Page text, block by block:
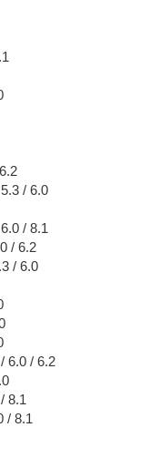
/ 6.0
/ 8.1
/ 6.2
/ 6.0
6.0 / 6.2
8.1
/ 8.1